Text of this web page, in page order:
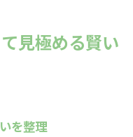
見極める賢い
を整理